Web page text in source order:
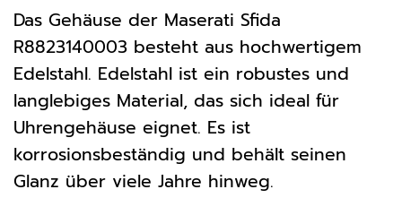
Das Gehäuse der Maserati Sfida
R8823140003 besteht aus hochwertigem
Edelstahl. Edelstahl ist ein robustes und
langlebiges Material, das sich ideal für
Uhrengehäuse eignet. Es ist
korrosionsbeständig und behält seinen
Glanz über viele Jahre hinweg.